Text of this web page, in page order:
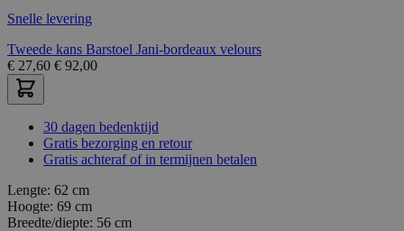
Snelle levering
Tweede kans Barstoel Jani-bordeaux velours
€ 27,60 € 92,00
30 dagen bedenktijd
Gratis bezorging en retour
Gratis achteraf of in termijnen betalen
Lengte: 62 cm
Hoogte: 69 cm
Breedte/diepte: 56 cm